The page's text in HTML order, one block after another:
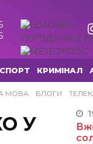
ПОГОДА НА 2
СПОРТ КРИМІНАЛ
МОВА БЛОГИ
У